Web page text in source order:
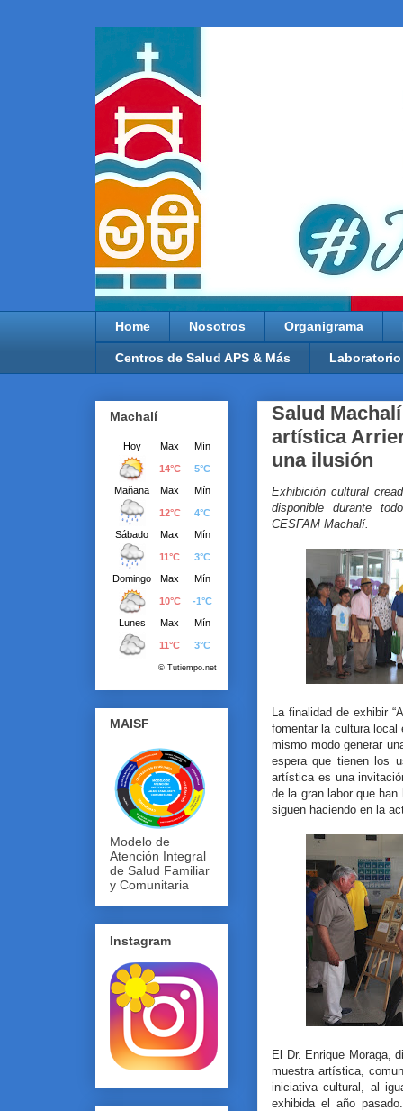
Home Nosotros Organigrama
Centros de Salud APS & Más Laboratorio
Salud
artística
una ilusión
Exhibición cultural
disponible durante
CESFAM Machalí.
La finalidad de exhibir
fomentar la cultura
mismo modo generar
espera que tienen los
artística es una
de la gran labor que
siguen haciendo en la
El Dr. Enrique Moraga,
muestra artística,
iniciativa cultural, al
exhibida el año
Machalí
MAISF
Modelo de
Atención Integral
de Salud Familiar
y Comunitaria
Instagram